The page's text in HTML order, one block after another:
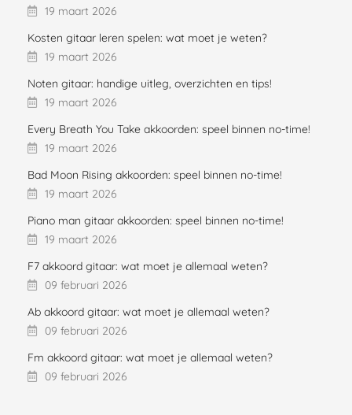
19 maart 2026
Kosten gitaar leren spelen: wat moet je weten?
19 maart 2026
Noten gitaar: handige uitleg, overzichten en tips!
19 maart 2026
Every Breath You Take akkoorden: speel binnen no-time!
19 maart 2026
Bad Moon Rising akkoorden: speel binnen no-time!
19 maart 2026
Piano man gitaar akkoorden: speel binnen no-time!
19 maart 2026
F7 akkoord gitaar: wat moet je allemaal weten?
09 februari 2026
Ab akkoord gitaar: wat moet je allemaal weten?
09 februari 2026
Fm akkoord gitaar: wat moet je allemaal weten?
09 februari 2026